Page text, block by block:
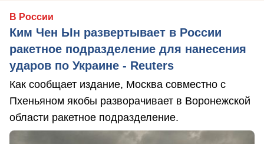
В России
Ким Чен Ын развертывает в России
ракетное подразделение для нанесения
ударов по Украине - Reuters
Как сообщает издание, Москва совместно с
Пхеньяном якобы разворачивает в Воронежской
области ракетное подразделение.